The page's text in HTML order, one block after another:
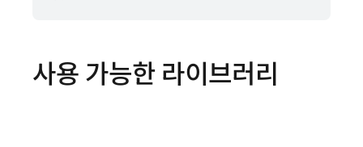
사용 가능한 라이브러리